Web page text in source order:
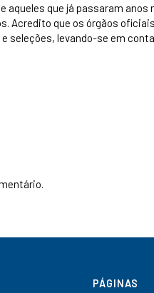
que já passaram anos
Acredito que os órgãos
seleções, levando-se em
PÁGINAS